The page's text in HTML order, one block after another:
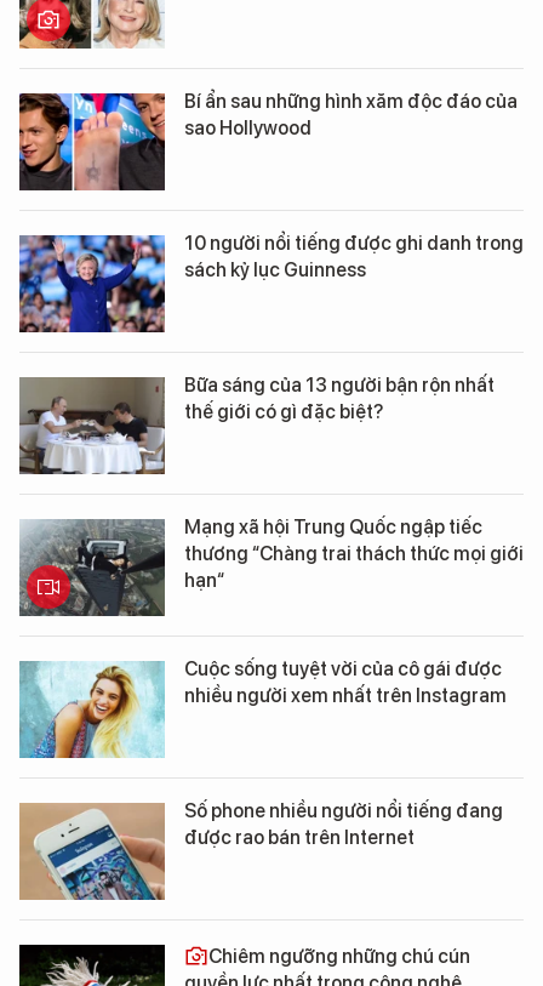
Bí ẩn sau những hình xăm độc đáo của
sao Hollywood
10 người nổi tiếng được ghi danh trong
sách kỷ lục Guinness
Bữa sáng của 13 người bận rộn nhất
thế giới có gì đặc biệt?
Mạng xã hội Trung Quốc ngập tiếc
thương “Chàng trai thách thức mọi giới
hạn“
Cuộc sống tuyệt vời của cô gái được
nhiều người xem nhất trên Instagram
Số phone nhiều người nổi tiếng đang
được rao bán trên Internet
Chiêm ngưỡng những chú cún